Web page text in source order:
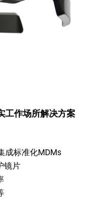
工作场所解决方案
成标准化MDMs
镜片